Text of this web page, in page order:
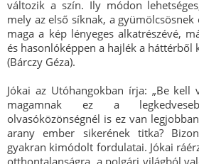
változik a szín. Ily módon
mely az első síknak, a
maga a kép lényeges alkatrészévé,
és hasonlóképpen a hajlék a háttérből
(Bárczy Géza).
Jókai az Utóhangokban írja: „Be kell
magamnak ez a
olvasóközönségnél is ez van
arany ember sikerének titka?
gyakran kimódolt fordulatai. Jókai
otthontalanságra, a polgári világból